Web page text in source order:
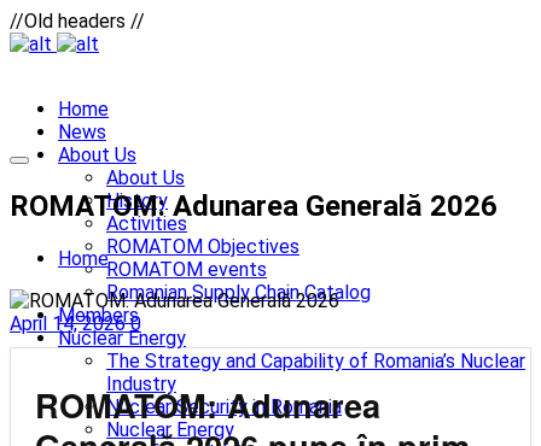
//Old headers //
Home
News
About Us
About Us
History
Activities
ROMATOM Objectives
ROMATOM events
Romanian Supply Chain Catalog
Members
Nuclear Energy
The Strategy and Capability of Romania’s Nuclear
Industry
Nuclear Security in Romania
Nuclear Energy
ROMATOM: Adunarea Generală 2026
Home
April 14, 2026 0
ROMATOM: Adunarea